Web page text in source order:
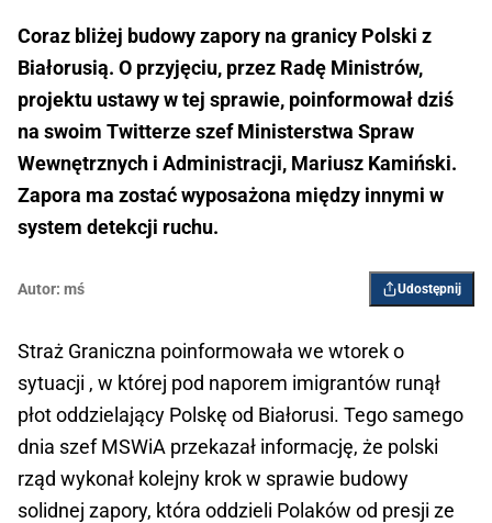
Coraz bliżej budowy zapory na granicy Polski z
Białorusią. O przyjęciu, przez Radę Ministrów,
projektu ustawy w tej sprawie, poinformował dziś
na swoim Twitterze szef Ministerstwa Spraw
Wewnętrznych i Administracji, Mariusz Kamiński.
Zapora ma zostać wyposażona między innymi w
system detekcji ruchu.
Autor: mś Udostępnij
Straż Graniczna poinformowała we wtorek o
sytuacji , w której pod naporem imigrantów runął
płot oddzielający Polskę od Białorusi. Tego samego
dnia szef MSWiA przekazał informację, że polski
rząd wykonał kolejny krok w sprawie budowy
solidnej zapory, która oddzieli Polaków od presji ze